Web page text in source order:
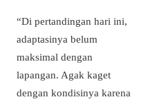
“Di pertandingan hari ini,
adaptasinya belum
maksimal dengan
lapangan. Agak kaget
dengan kondisinya karena